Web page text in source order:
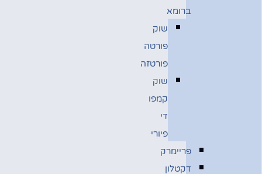
ברומא
שוק
פורטה
פורטזה
שוק
קמפו
די
פיורי
פריימרק
דקטלון